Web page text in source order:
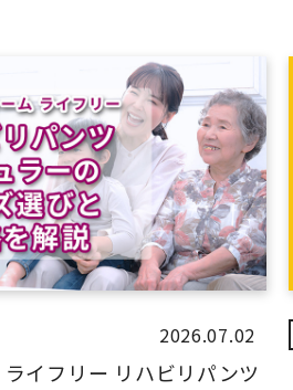
2026.07.02
イフリー リハビリパンツ